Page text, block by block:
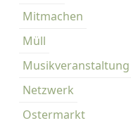
Mitmachen
Müll
Musikveranstaltung
Netzwerk
Ostermarkt